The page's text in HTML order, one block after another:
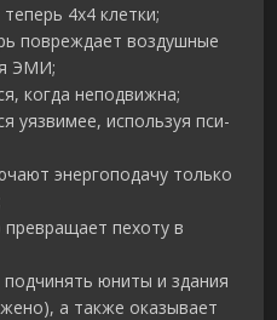
4х4 клетки;
повреждает воздушные
ЭМИ;
когда неподвижна;
уязвимее, используя пси-
энергоподачу только
пехоту в
юниты и здания
а также оказывает